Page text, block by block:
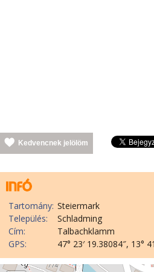
Kedvencnek jelölöm
Tartomány: Steiermark
Település:
Schladming
Cím:
Talbachklamm
GPS:
47° 23′ 19.38084″, 13°